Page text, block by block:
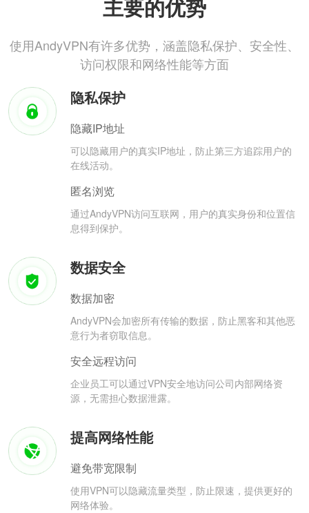
主要的优势
使用AndyVPN有许多优势，涵盖隐私保护、安全性、
访问权限和网络性能等方面
隐私保护
隐藏IP地址
可以隐藏用户的真实IP地址，防止第三方追踪用户的
在线活动。
匿名浏览
通过AndyVPN访问互联网，用户的真实身份和位置信
息得到保护。
数据安全
数据加密
AndyVPN会加密所有传输的数据，防止黑客和其他恶
意行为者窃取信息。
安全远程访问
企业员工可以通过VPN安全地访问公司内部网络资
源，无需担心数据泄露。
提高网络性能
避免带宽限制
使用VPN可以隐藏流量类型，防止限速，提供更好的
网络体验。